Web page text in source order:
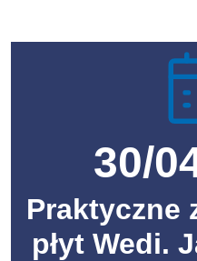
30/
Praktyczne
płyt Wedi.